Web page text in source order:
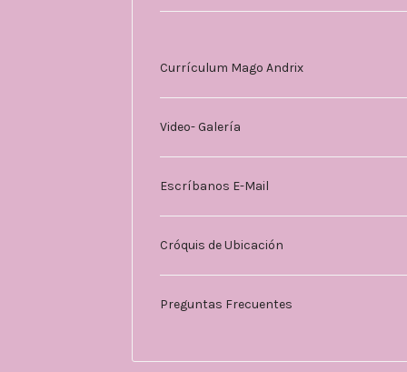
Currículum Mago Andrix
Video- Galería
Escríbanos E-Mail
Cróquis de Ubicación
Preguntas Frecuentes